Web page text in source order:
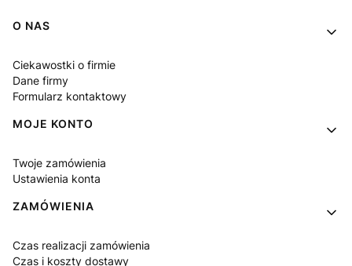
Linki w stopce
O NAS
Ciekawostki o firmie
Dane firmy
Formularz kontaktowy
MOJE KONTO
Twoje zamówienia
Ustawienia konta
ZAMÓWIENIA
Czas realizacji zamówienia
Czas i koszty dostawy